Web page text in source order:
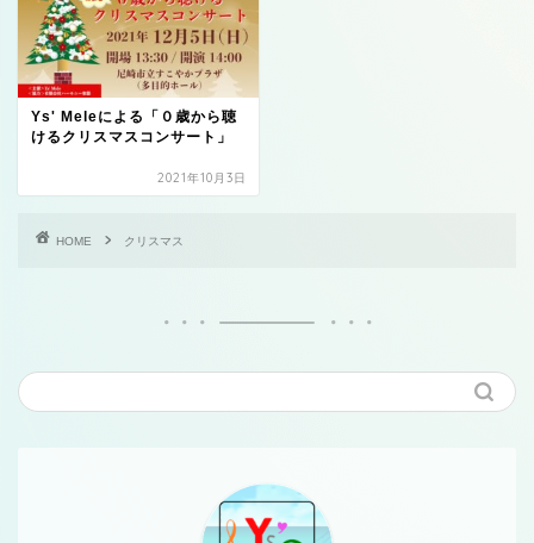
Ys' Meleによる「０歳から聴
けるクリスマスコンサート」
2021年10月3日
HOME クリスマス